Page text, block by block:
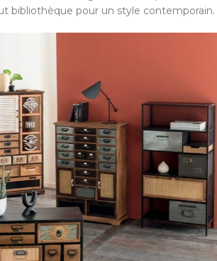
bibliothèque pour un style contemporain.